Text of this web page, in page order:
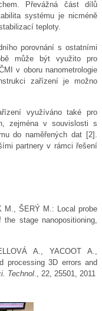
Převážná část dílů
systému je nicméně
teploty.
porovnání s ostatními
může být využito pro
v oboru nanometrologie
zařízení je možno
využíváno také pro
zejména v souvislosti s
do naměřených dat [2].
partnery v rámci řešení
M., ŠERÝ M.: Local probe
stage nanopositioning,
A., YACOOT A.,
processing 3D errors and
Technol., 22, 25501, 2011